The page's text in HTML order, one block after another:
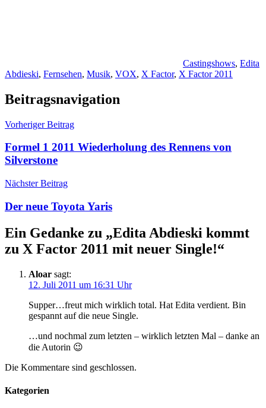
Castingshows, Edita
Abdieski, Fernsehen, Musik, VOX, X Factor, X Factor 2011
Beitragsnavigation
Vorheriger Beitrag
Formel 1 2011 Wiederholung des Rennens von
Silverstone
Nächster Beitrag
Der neue Toyota Yaris
Ein Gedanke zu „Edita Abdieski kommt
zu X Factor 2011 mit neuer Single!“
Aloar sagt:
12. Juli 2011 um 16:31 Uhr
Supper…freut mich wirklich total. Hat Edita verdient. Bin
gespannt auf die neue Single.
…und nochmal zum letzten – wirklich letzten Mal – danke an
die Autorin 😉
Die Kommentare sind geschlossen.
Kategorien